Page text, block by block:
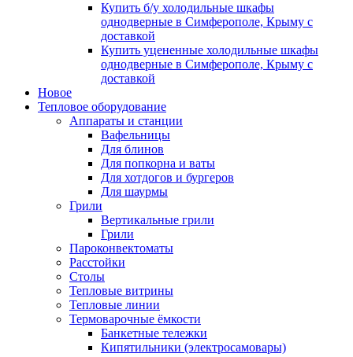
Купить б/у холодильные шкафы
однодверные в Симферополе, Крыму с
доставкой
Купить уцененные холодильные шкафы
однодверные в Симферополе, Крыму с
доставкой
Новое
Тепловое оборудование
Аппараты и станции
Вафельницы
Для блинов
Для попкорна и ваты
Для хотдогов и бургеров
Для шаурмы
Грили
Вертикальные грили
Грили
Пароконвектоматы
Расстойки
Столы
Тепловые витрины
Тепловые линии
Термоварочные ёмкости
Банкетные тележки
Кипятильники (электросамовары)